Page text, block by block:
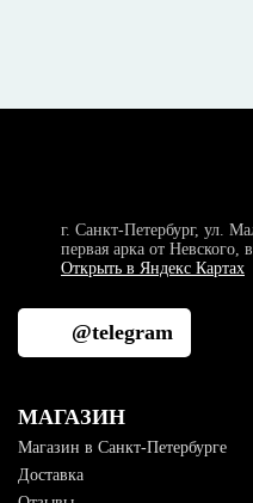
г. Санкт-Петербург, ул.
первая арка от Невского,
Открыть в Яндекс Картах
@telegram
МАГАЗИН
Магазин в Санкт-Петербурге
Доставка